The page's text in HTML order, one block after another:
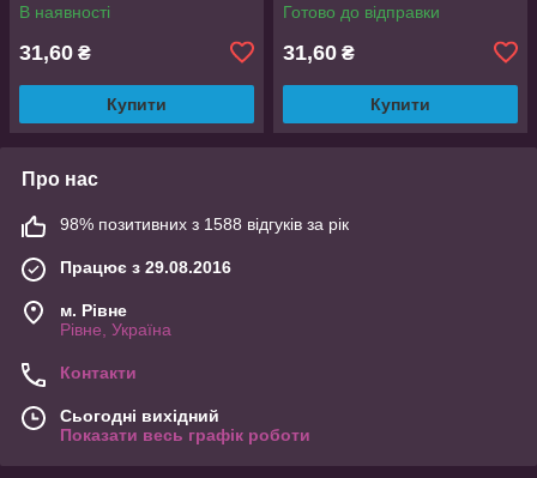
В наявності
31,60 ₴
Купити
Готово до відправки
31,60 ₴
Купити
Про нас
98% позитивних з 1588 відгуків за рік
Працює з 29.08.2016
м. Рівне
Рівне, Україна
Контакти
Сьогодні вихідний
Показати весь графік роботи